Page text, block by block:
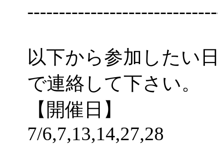
以下から参加したい
で連絡して下さい。
【開催日】
7/6,7,13,14,27,28